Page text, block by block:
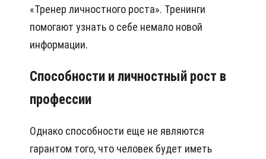
«Тренер личностного роста». Тренинги
помогают узнать о себе немало новой
информации.
Способности и личностный рост в
профессии
Однако способности еще не являются
гарантом того, что человек будет иметь